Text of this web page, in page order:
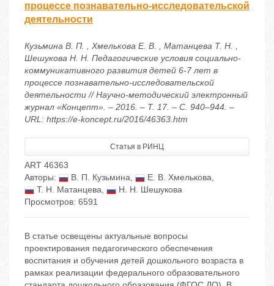
процессе познавательно-исследовательской
деятельности
Кузьмина В. П. , Хмелькова Е. В. , Матанцева Т. Н. ,
Шешукова Н. Н. Педагогические условия социально-
коммуникативного развития детей 6-7 лет в
процессе познавательно-исследовательской
деятельности // Научно-методический электронный
журнал «Концепт». – 2016. – Т. 17. – С. 940–944. –
URL: https://e-koncept.ru/2016/46363.htm
Статья в РИНЦ
ART 46363
Авторы:
В. П. Кузьмина, Е. В. Хмелькова,
Т. Н. Матанцева,
Н. Н. Шешукова
Просмотров: 6591
В статье освещены актуальные вопросы
проектирования педагогического обеспечения
воспитания и обучения детей дошкольного возраста в
рамках реализации федерального образовательного